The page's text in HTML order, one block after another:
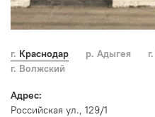
г. Краснодар р. Адыгея
г. Волжский
Адрес:
Российская ул., 129/1